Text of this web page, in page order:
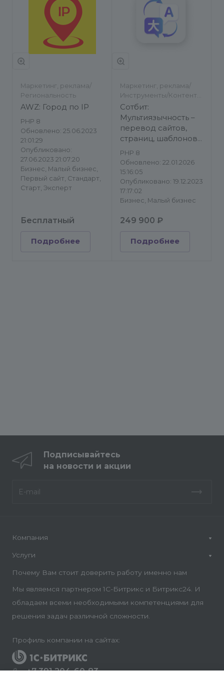
Маркетинг, реклама/
Региональность
AWZ: Город по IP
PHP 8
Обновлено: 25.06.2023
21:01:29
Опубликовано:
27.06.2023 21:07:20
Бизнес, Малый бизнес,
Первый сайт, Стандарт,
Старт, Эксперт
Бесплатный
Подробнее
Маркетинг, реклама/
Инструменты/Контент-
менеджеру/
Региональность
Сотбит:
Мультиязычность –
перевод сайтов,
страниц, шаблонов,
инфоблоков, меню,
языковых файлов
PHP 8
Обновлено: 22.01.2026
15:16:05
Опубликовано: 19.12.2023
17:17:02
Бизнес, Малый бизнес
249 900 ₽
Подробнее
Подписывайтесь
на новости и акции
Компания
Услуги
Почему Вам стоит доверить работу именно нам
Мы являемся партнером 1С-Битрикс и Битрикс24. И
обладаем всеми необходимыми компетенциями для
решения задач различной сложности.
Профиль компании на сайтах: